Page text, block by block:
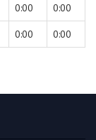
0:00 0:00
0:00 0:00